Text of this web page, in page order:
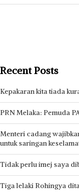
Recent Posts
Kepakaran kita tiada
PRN Melaka: Pemuda
Menteri cadang
untuk saringan
Tidak perlu imej saya
Tiga lelaki Rohingya